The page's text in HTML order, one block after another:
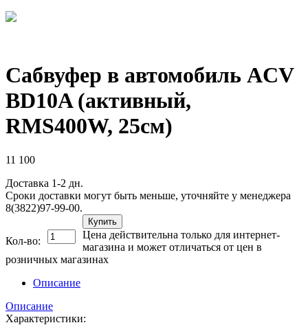
Сабвуфер в автомобиль ACV
BD10A (активный,
RMS400W, 25см)
11 100
Доставка 1-2 дн.
Сроки доставки могут быть меньше, уточняйте у менеджера
8(3822)97-99-00.
Кол-во:
Купить
Цена действительна только для интернет-
магазина и может отличаться от цен в
розничных магазинах
Описание
Описание
Характеристики: